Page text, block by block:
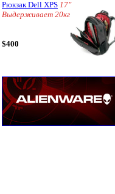
Рюкзак Dell XPS 17"
Выдерживает 20кг
$400